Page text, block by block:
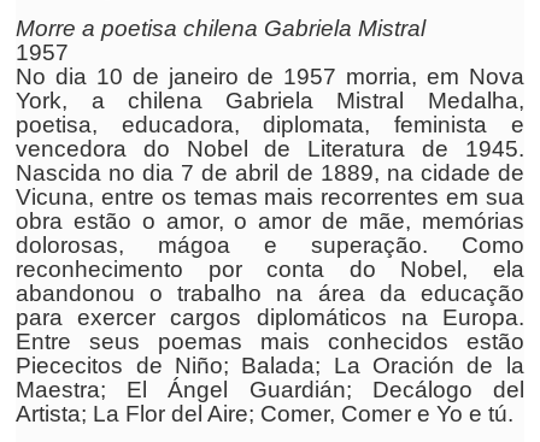
Morre a poetisa chilena Gabriela Mistral
1957
No dia 10 de janeiro de 1957 morria, em Nova
York, a chilena Gabriela Mistral Medalha,
poetisa, educadora, diplomata, feminista e
vencedora do Nobel de Literatura de 1945.
Nascida no dia 7 de abril de 1889, na cidade de
Vicuna, entre os temas mais recorrentes em sua
obra estão o amor, o amor de mãe, memórias
dolorosas, mágoa e superação. Como
reconhecimento por conta do Nobel, ela
abandonou o trabalho na área da educação
para exercer cargos diplomáticos na Europa.
Entre seus poemas mais conhecidos estão
Piececitos de Niño; Balada; La Oración de la
Maestra; El Ángel Guardián; Decálogo del
Artista; La Flor del Aire; Comer, Comer e Yo e tú.